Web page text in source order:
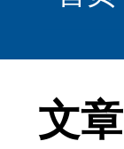
文章